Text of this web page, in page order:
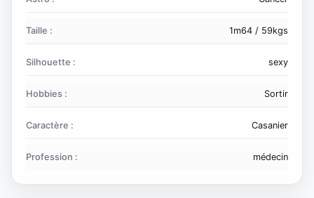
Taille : 1m64 / 59kgs
Silhouette : sexy
Hobbies : Sortir
Caractère : Casanier
Profession : médecin